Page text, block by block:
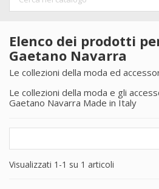
Elenco dei prodotti
Gaetano Navarra
Le collezioni della moda ed
Le collezioni della moda e gli
Gaetano Navarra Made in Italy
Visualizzati 1-1 su 1 articoli